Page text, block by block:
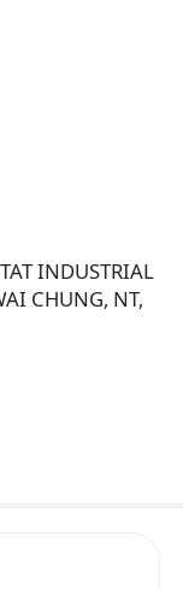
INDUSTRIAL
CHUNG, NT,